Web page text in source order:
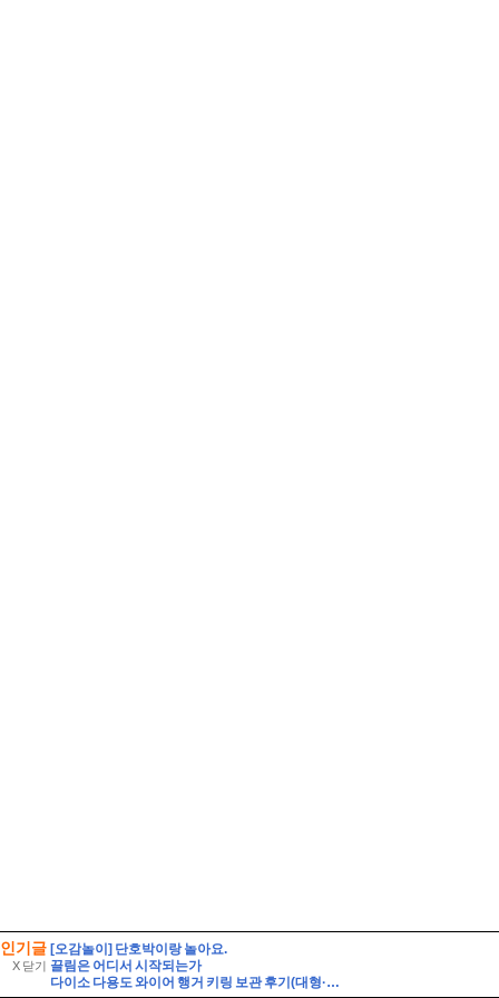
인기글
X 닫기
[오감놀이] 단호박이랑 놀아요.
끌림은 어디서 시작되는가
다이소 다용도 와이어 행거 키링 보관 후기(대형·소형 비교)